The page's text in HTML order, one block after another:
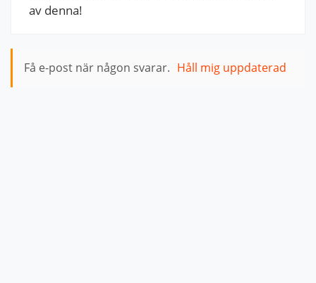
av denna!
Få e-post när någon svarar. Håll mig uppdaterad